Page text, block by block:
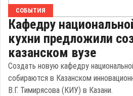
СОБЫТИЯ
Кафедру
кухни предложили
казанском вузе
Создать новую кафедру
собираются в Казанском
В.Г. Тимирясова (КИУ) в Казани.